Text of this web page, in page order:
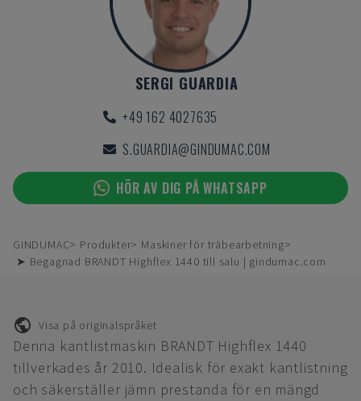
SERGI GUARDIA
+49 162 4027635
S.GUARDIA@GINDUMAC.COM
HÖR AV DIG PÅ WHATSAPP
GINDUMAC Produkter
Maskiner för träbearbetning
➤ Begagnad BRANDT Highflex 1440 till salu | gindumac.com
Visa på originalspråket
Denna kantlistmaskin BRANDT Highflex 1440
tillverkades år 2010. Idealisk för exakt kantlistning
och säkerställer jämn prestanda för en mängd